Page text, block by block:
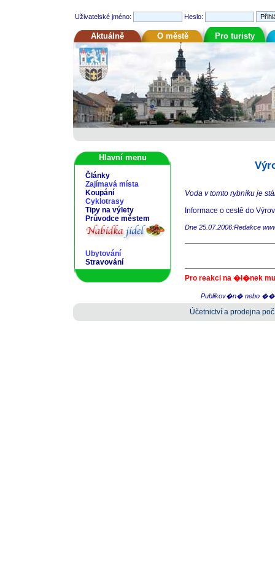
Uživatelské jméno: Heslo:
Aktuálně O městě Pro turisty
Hlavní menu
Články
Zajímavá místa
Koupání
Cyklotrasy
Tipy na výlety
Průvodce městem
Ubytování
Stravování
Voda v tomto rybníku je
Informace o cestě do
Dne 25.07.2006:Redakce
Pro reakci na �l�nek
Publikov�n� nebo
Účetnictví a prodejna